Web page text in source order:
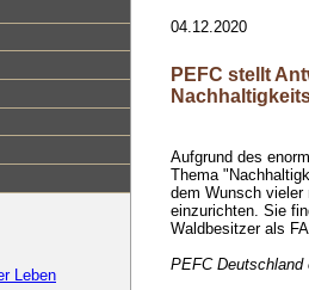
04.12.2020
PEFC stellt
Aufgrund des
Thema
dem Wunsch
einzurichten. Sie
Waldbesitzer als
PEFC